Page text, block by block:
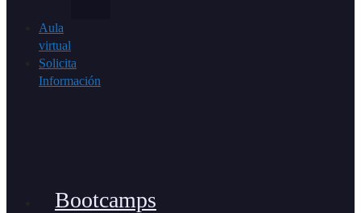
Aula
virtual
Solicita
Información
Bootcamps